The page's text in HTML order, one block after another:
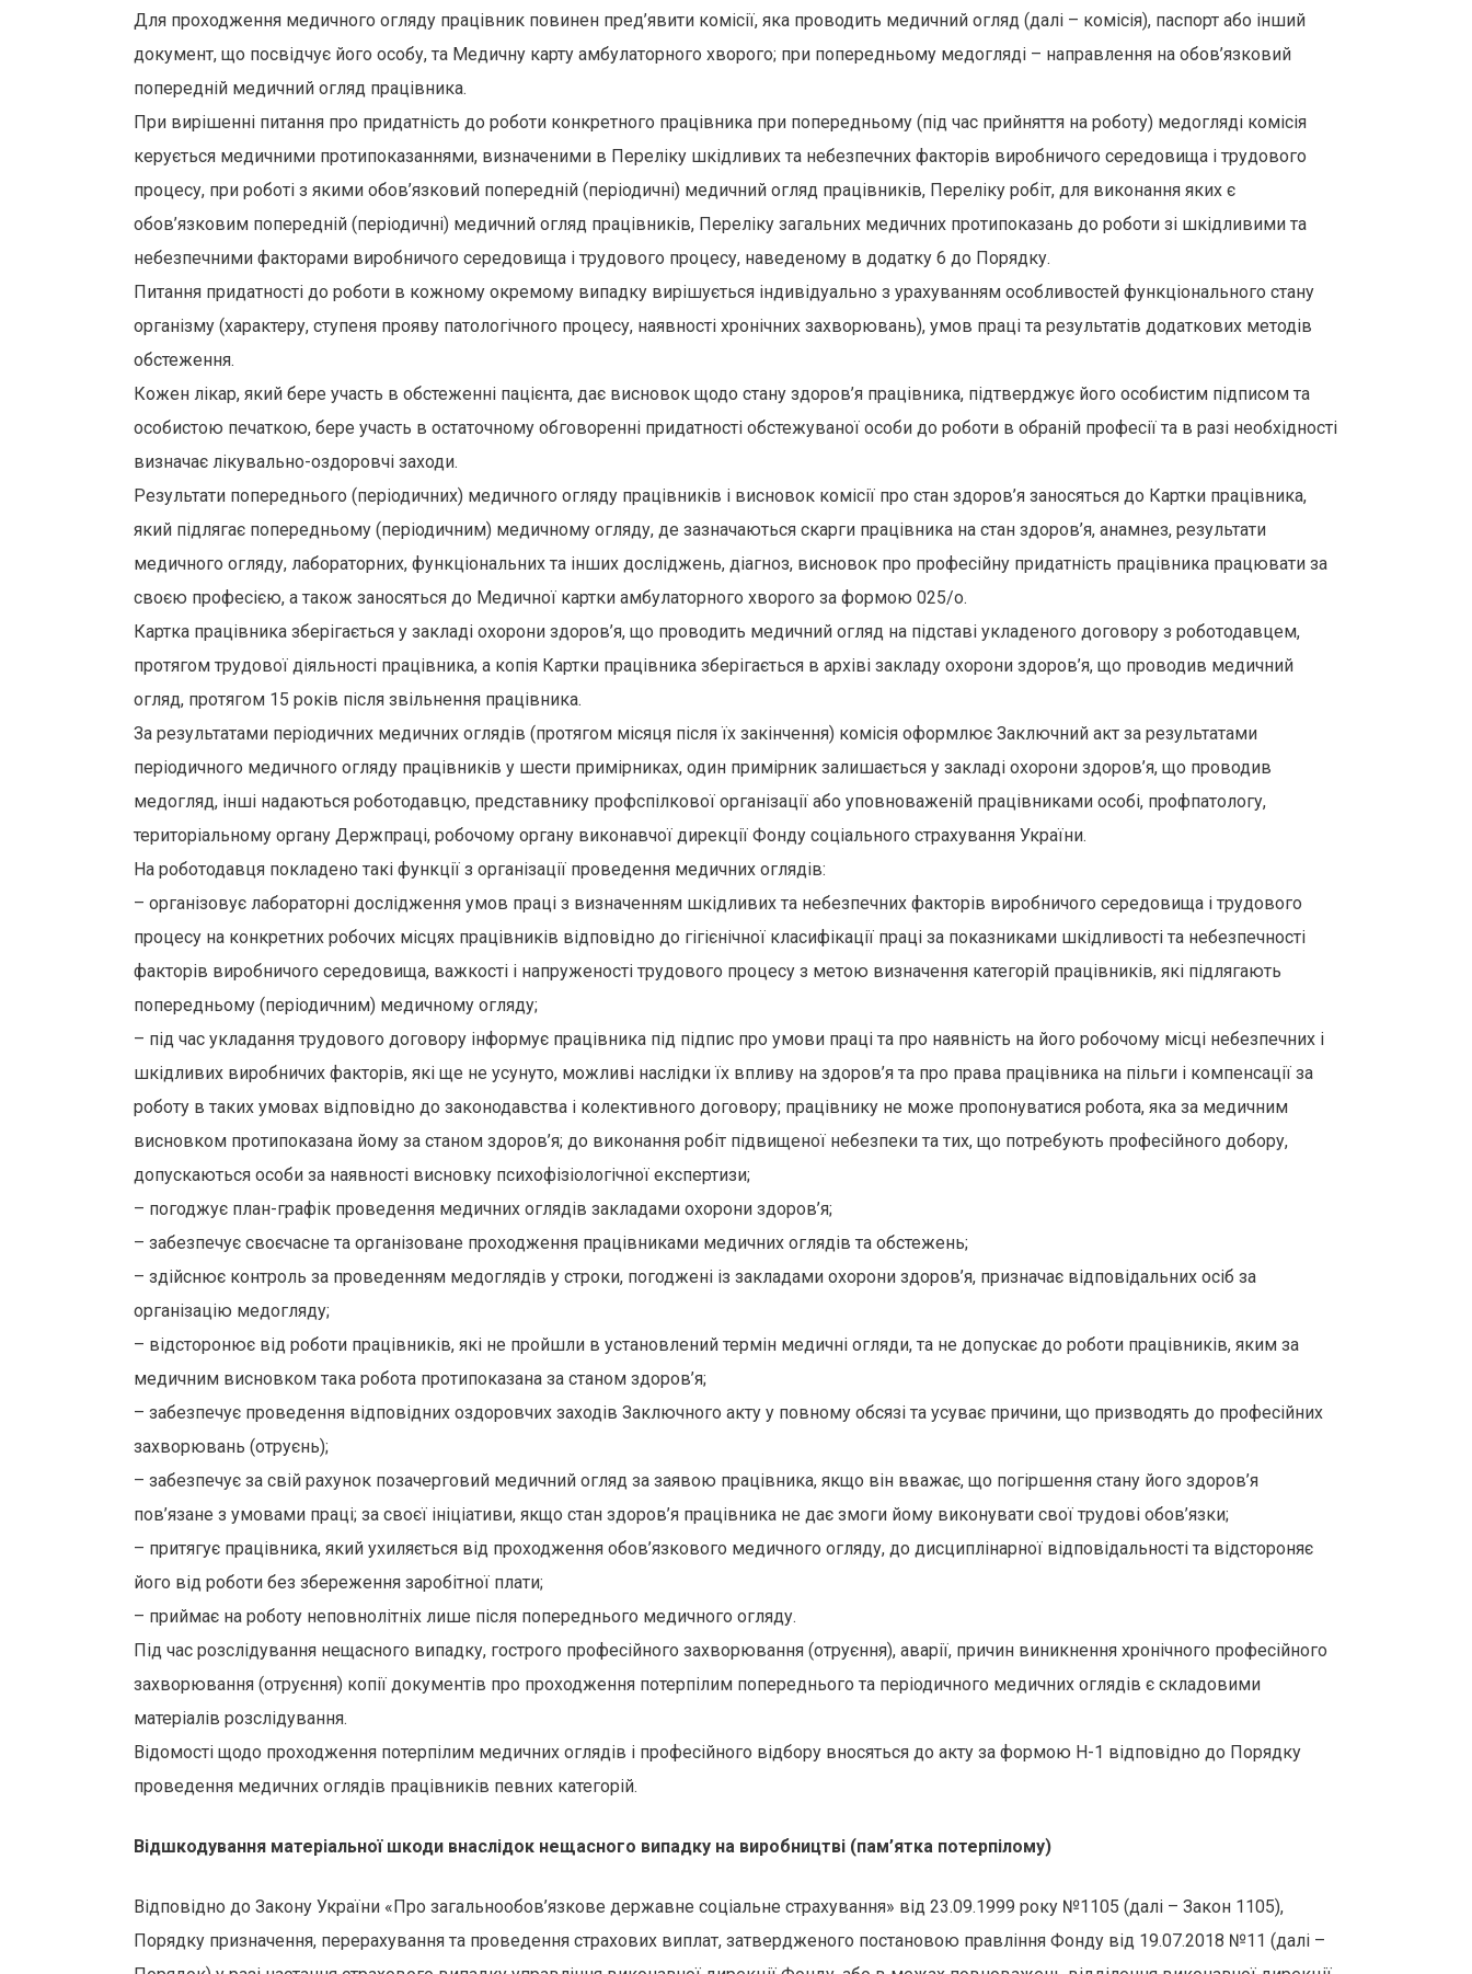
Для проходження медичного огляду працівник повинен пред’явити комісії, яка проводить медичний огляд (далі – комісія), паспорт або інший
документ, що посвідчує його особу, та Медичну карту амбулаторного хворого; при попередньому медогляді – направлення на обов’язковий
попередній медичний огляд працівника.
При вирішенні питання про придатність до роботи конкретного працівника при попередньому (під час прийняття на роботу) медогляді комісія
керується медичними протипоказаннями, визначеними в Переліку шкідливих та небезпечних факторів виробничого середовища і трудового
процесу, при роботі з якими обов’язковий попередній (періодичні) медичний огляд працівників, Переліку робіт, для виконання яких є
обов’язковим попередній (періодичні) медичний огляд працівників, Переліку загальних медичних протипоказань до роботи зі шкідливими та
небезпечними факторами виробничого середовища і трудового процесу, наведеному в додатку 6 до Порядку.
Питання придатності до роботи в кожному окремому випадку вирішується індивідуально з урахуванням особливостей функціонального стану
організму (характеру, ступеня прояву патологічного процесу, наявності хронічних захворювань), умов праці та результатів додаткових методів
обстеження.
Кожен лікар, який бере участь в обстеженні пацієнта, дає висновок щодо стану здоров’я працівника, підтверджує його особистим підписом та
особистою печаткою, бере участь в остаточному обговоренні придатності обстежуваної особи до роботи в обраній професії та в разі необхідності
визначає лікувально-оздоровчі заходи.
Результати попереднього (періодичних) медичного огляду працівників і висновок комісії про стан здоров’я заносяться до Картки працівника,
який підлягає попередньому (періодичним) медичному огляду, де зазначаються скарги працівника на стан здоров’я, анамнез, результати
медичного огляду, лабораторних, функціональних та інших досліджень, діагноз, висновок про професійну придатність працівника працювати за
своєю професією, а також заносяться до Медичної картки амбулаторного хворого за формою 025/о.
Картка працівника зберігається у закладі охорони здоров’я, що проводить медичний огляд на підставі укладеного договору з роботодавцем,
протягом трудової діяльності працівника, а копія Картки працівника зберігається в архіві закладу охорони здоров’я, що проводив медичний
огляд, протягом 15 років після звільнення працівника.
За результатами періодичних медичних оглядів (протягом місяця після їх закінчення) комісія оформлює Заключний акт за результатами
періодичного медичного огляду працівників у шести примірниках, один примірник залишається у закладі охорони здоров’я, що проводив
медогляд, інші надаються роботодавцю, представнику профспілкової організації або уповноваженій працівниками особі, профпатологу,
територіальному органу Держпраці, робочому органу виконавчої дирекції Фонду соціального страхування України.
На роботодавця покладено такі функції з організації проведення медичних оглядів:
– організовує лабораторні дослідження умов праці з визначенням шкідливих та небезпечних факторів виробничого середовища і трудового
процесу на конкретних робочих місцях працівників відповідно до гігієнічної класифікації праці за показниками шкідливості та небезпечності
факторів виробничого середовища, важкості і напруженості трудового процесу з метою визначення категорій працівників, які підлягають
попередньому (періодичним) медичному огляду;
– під час укладання трудового договору інформує працівника під підпис про умови праці та про наявність на його робочому місці небезпечних і
шкідливих виробничих факторів, які ще не усунуто, можливі наслідки їх впливу на здоров’я та про права працівника на пільги і компенсації за
роботу в таких умовах відповідно до законодавства і колективного договору; працівнику не може пропонуватися робота, яка за медичним
висновком протипоказана йому за станом здоров’я; до виконання робіт підвищеної небезпеки та тих, що потребують професійного добору,
допускаються особи за наявності висновку психофізіологічної експертизи;
– погоджує план-графік проведення медичних оглядів закладами охорони здоров’я;
– забезпечує своєчасне та організоване проходження працівниками медичних оглядів та обстежень;
– здійснює контроль за проведенням медоглядів у строки, погоджені із закладами охорони здоров’я, призначає відповідальних осіб за
організацію медогляду;
– відсторонює від роботи працівників, які не пройшли в установлений термін медичні огляди, та не допускає до роботи працівників, яким за
медичним висновком така робота протипоказана за станом здоров’я;
– забезпечує проведення відповідних оздоровчих заходів Заключного акту у повному обсязі та усуває причини, що призводять до професійних
захворювань (отруєнь);
– забезпечує за свій рахунок позачерговий медичний огляд за заявою працівника, якщо він вважає, що погіршення стану його здоров’я
пов’язане з умовами праці; за своєї ініціативи, якщо стан здоров’я працівника не дає змоги йому виконувати свої трудові обов’язки;
– притягує працівника, який ухиляється від проходження обов’язкового медичного огляду, до дисциплінарної відповідальності та відстороняє
його від роботи без збереження заробітної плати;
– приймає на роботу неповнолітніх лише після попереднього медичного огляду.
Під час розслідування нещасного випадку, гострого професійного захворювання (отруєння), аварії, причин виникнення хронічного професійного
захворювання (отруєння) копії документів про проходження потерпілим попереднього та періодичного медичних оглядів є складовими
матеріалів розслідування.
Відомості щодо проходження потерпілим медичних оглядів і професійного відбору вносяться до акту за формою Н-1 відповідно до Порядку
проведення медичних оглядів працівників певних категорій.
Відшкодування матеріальної шкоди внаслідок нещасного випадку на виробництві (пам’ятка потерпілому)
Відповідно до Закону України «Про загальнообов’язкове державне соціальне страхування» від 23.09.1999 року №1105 (далі – Закон 1105),
Порядку призначення, перерахування та проведення страхових виплат, затвердженого постановою правління Фонду від 19.07.2018 №11 (далі –